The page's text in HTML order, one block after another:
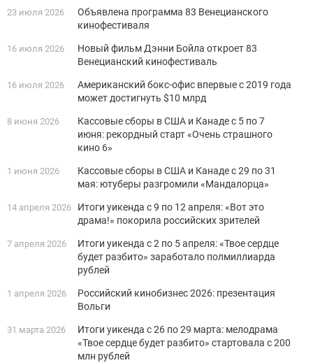
23 июля 2026
Объявлена программа 83 Венецианского
кинофестиваля
16 июля 2026
Новый фильм Дэнни Бойла откроет 83
Венецианский кинофестиваль
16 июля 2026
Американский бокс-офис впервые с 2019 года
может достигнуть $10 млрд
8 июня 2026
Кассовые сборы в США и Канаде с 5 по 7
июня: рекордный старт «Очень страшного
кино 6»
1 июня 2026
Кассовые сборы в США и Канаде с 29 по 31
мая: ютуберы разгромили «Мандалорца»
14 апреля 2026
Итоги уикенда с 9 по 12 апреля: «Вот это
драма!» покорила российских зрителей
7 апреля 2026
Итоги уикенда с 2 по 5 апреля: «Твое сердце
будет разбито» заработало полмиллиарда
рублей
1 апреля 2026
Российский кинобизнес 2026: презентация
Вольги
31 марта 2026
Итоги уикенда с 26 по 29 марта: мелодрама
«Твое сердце будет разбито» стартовала с 200
млн рублей